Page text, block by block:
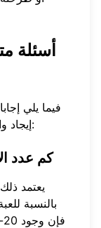
أسئلة
فيما يلي
إيجاد:
كم عدد
يعتمد
بالنسبة